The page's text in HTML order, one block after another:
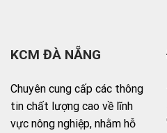
KCM ĐÀ NẴNG
Chuyên cung cấp các thông
tin chất lượng cao về lĩnh
vực nông nghiệp, nhằm hỗ